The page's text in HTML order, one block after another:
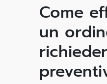
Come
un